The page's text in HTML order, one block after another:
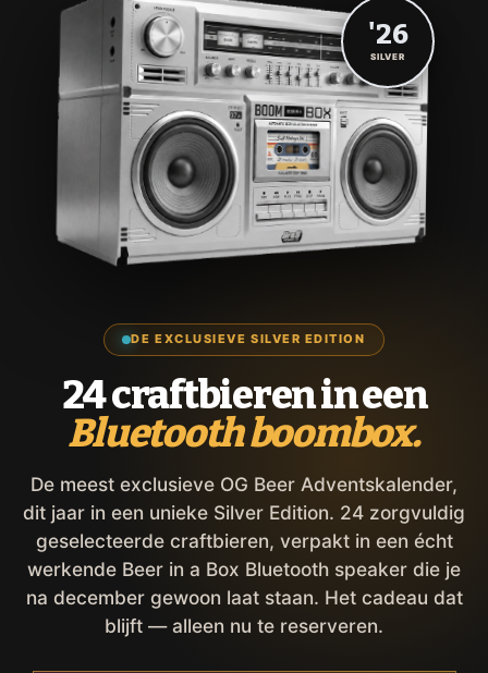
DE EXCLUSIEVE SILVER EDITION
24 craftbieren in een
Bluetooth boombox.
De meest exclusieve OG Beer Adventskalender,
dit jaar in een unieke Silver Edition. 24 zorgvuldig
geselecteerde craftbieren, verpakt in een écht
werkende Beer in a Box Bluetooth speaker die je
na december gewoon laat staan. Het cadeau dat
blijft — alleen nu te reserveren.
'26
SILVER